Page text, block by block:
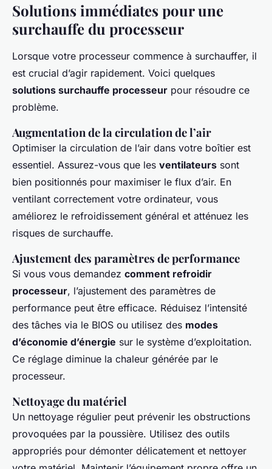
Solutions immédiates pour une
surchauffe du processeur
Lorsque votre processeur commence à surchauffer, il
est crucial d’agir rapidement. Voici quelques
solutions surchauffe processeur pour résoudre ce
problème.
Augmentation de la circulation de l’air
Optimiser la circulation de l’air dans votre boîtier est
essentiel. Assurez-vous que les ventilateurs sont
bien positionnés pour maximiser le flux d’air. En
ventilant correctement votre ordinateur, vous
améliorez le refroidissement général et atténuez les
risques de surchauffe.
Ajustement des paramètres de performance
Si vous vous demandez comment refroidir
processeur, l’ajustement des paramètres de
performance peut être efficace. Réduisez l’intensité
des tâches via le BIOS ou utilisez des modes
d’économie d’énergie sur le système d’exploitation.
Ce réglage diminue la chaleur générée par le
processeur.
Nettoyage du matériel
Un nettoyage régulier peut prévenir les obstructions
provoquées par la poussière. Utilisez des outils
appropriés pour démonter délicatement et nettoyer